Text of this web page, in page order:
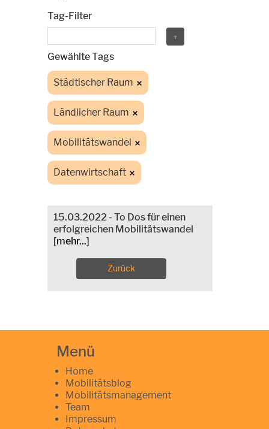
Tag-Filter
Gewählte Tags
Städtischer Raum
Ländlicher Raum
Mobilitätswandel
Datenwirtschaft
15.03.2022 - To Dos für einen
erfolgreichen Mobilitätswandel
[mehr...]
Zurück
Menü
Home
Mobilitätsblog
Mobilitätsmanagement
Team
Impressum